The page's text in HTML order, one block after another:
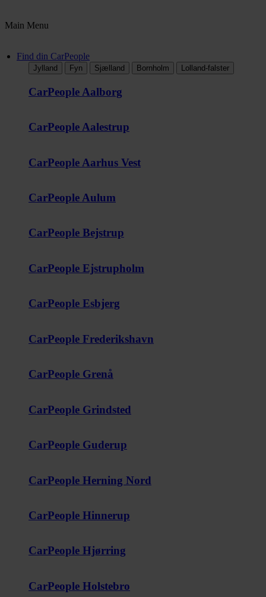
Main Menu
Find din CarPeople
Jylland Fyn Sjælland Bornholm Lolland-falster
CarPeople Aalborg
CarPeople Aalestrup
CarPeople Aarhus Vest
CarPeople Aulum
CarPeople Bejstrup
CarPeople Ejstrupholm
CarPeople Esbjerg
CarPeople Frederikshavn
CarPeople Grenå
CarPeople Grindsted
CarPeople Guderup
CarPeople Herning Nord
CarPeople Hinnerup
CarPeople Hjørring
CarPeople Holstebro